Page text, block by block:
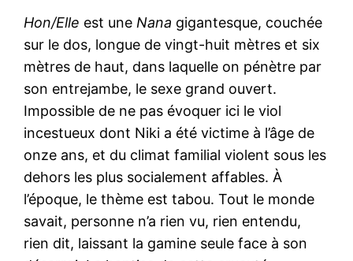
Hon/Elle est uneNana gigantesque, couchée
sur le dos, longue de vingt-huit mètres et six
mètres de haut, dans laquelle on pénètre par
son entrejambe, le sexe grand ouvert.
Impossible de ne pas évoquer ici le viol
incestueux dont Niki a été victime à l’âge de
onze ans, et du climat familial violent sous les
dehors les plus socialement affables. À
l’époque, le thème est tabou. Tout le monde
savait, personne n’a rien vu, rien entendu,
rien dit, laissant la gamine seule face à son